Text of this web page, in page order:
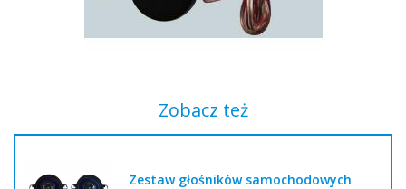
Zobacz też
Zestaw głośników samochodowych